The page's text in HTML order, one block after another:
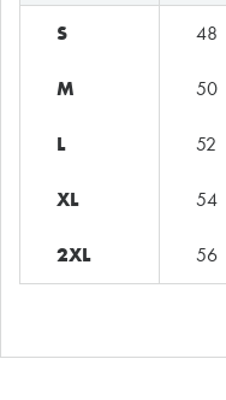
S 48
M 50
L 52
XL 54
2XL 56
Platební podmínky
©MyButler 2013 - 2026,
šíření obsahu bez